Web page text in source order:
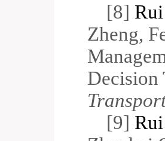
[8]
Zheng,
Decision
[9]